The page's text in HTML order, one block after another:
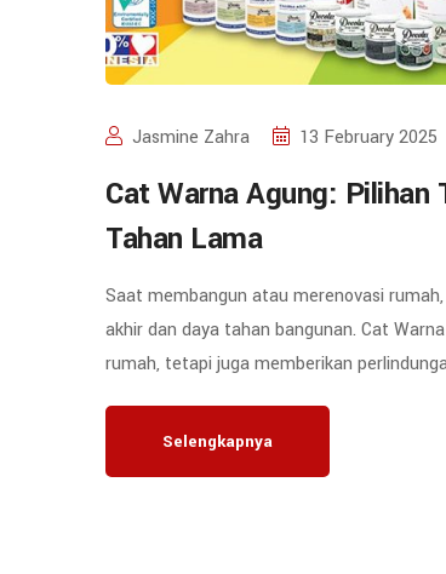
Jasmine Zahra 13 February 2025
Cat Warna Agung:
Tahan Lama
Saat membangun atau merenovasi
akhir dan daya tahan bangunan. Cat
rumah, tetapi juga memberikan
Selengkapnya